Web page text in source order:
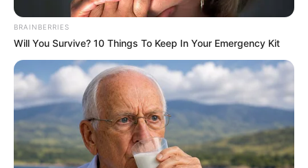
BRAINBERRIES
Will You Survive? 10 Things To Keep In Your Emergency Kit